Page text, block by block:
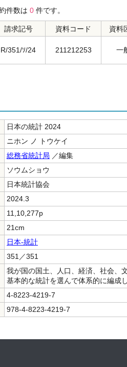
件数は 0 件です。
請求記号 資料コード 資料
R/351/ｿ/24 211212253 一
日本の統計 2024
ニホン ノ トウケイ
総務省統計局 ／編集
ソウムショウ
日本統計協会
2024.3
11,10,277p
21cm
日本-統計
351／351
我が国の国土、人口、経済、社会、
基本的な統計を選んで体系的に編成
4-8223-4219-7
978-4-8223-4219-7